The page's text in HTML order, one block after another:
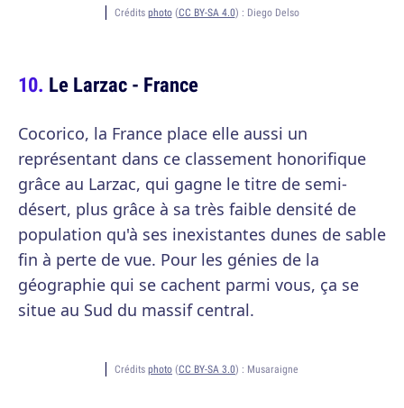
Crédits photo(CC BY-SA 4.0) : Diego Delso
Le Larzac - France
Cocorico, la France place elle aussi un
représentant dans ce classement honorifique
grâce au Larzac, qui gagne le titre de semi-
désert, plus grâce à sa très faible densité de
population qu'à ses inexistantes dunes de sable
fin à perte de vue. Pour les génies de la
géographie qui se cachent parmi vous, ça se
situe au Sud du massif central.
Crédits photo (CC BY-SA 3.0) : Musaraigne